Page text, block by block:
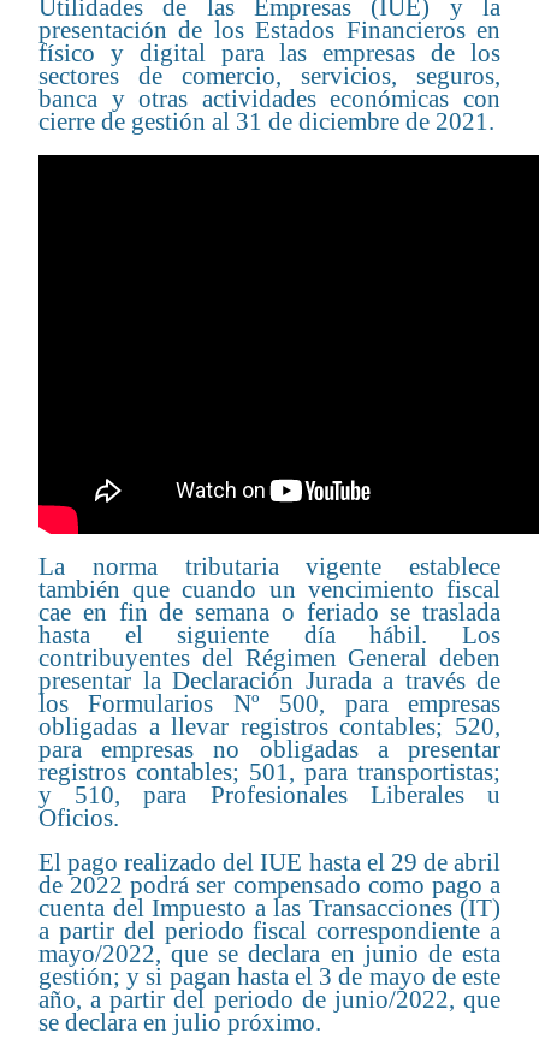
Utilidades de las Empresas (IUE) y la
presentación de los Estados Financieros en
físico y digital para las empresas de los
sectores de comercio, servicios, seguros,
banca y otras actividades económicas con
cierre de gestión al 31 de diciembre de 2021.
La norma tributaria vigente establece
también que cuando un vencimiento fiscal
cae en fin de semana o feriado se traslada
hasta el siguiente día hábil. Los
contribuyentes del Régimen General deben
presentar la Declaración Jurada a través de
los Formularios Nº 500, para empresas
obligadas a llevar registros contables; 520,
para empresas no obligadas a presentar
registros contables; 501, para transportistas;
y 510, para Profesionales Liberales u
Oficios.
El pago realizado del IUE hasta el 29 de abril
de 2022 podrá ser compensado como pago a
cuenta del Impuesto a las Transacciones (IT)
a partir del periodo fiscal correspondiente a
mayo/2022, que se declara en junio de esta
gestión; y si pagan hasta el 3 de mayo de este
año, a partir del periodo de junio/2022, que
se declara en julio próximo.